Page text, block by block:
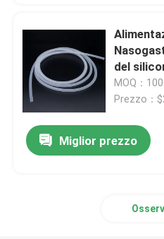
del
del
MOQ：
Prezzo：
Miglior prezzo